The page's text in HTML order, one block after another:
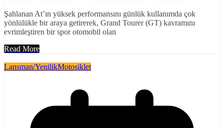
Şahlanan At’ın yüksek performansını günlük kullanımda çok
yönlülükle bir araya getirerek, Grand Tourer (GT) kavramını
evrimleştiren bir spor otomobil olan
Read More
Lansman/YenilikMotosiklet